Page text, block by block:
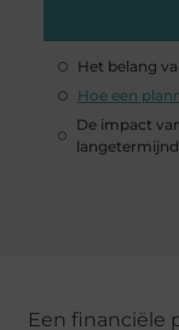
Het belang
Hoe een
De impact
Een financiële